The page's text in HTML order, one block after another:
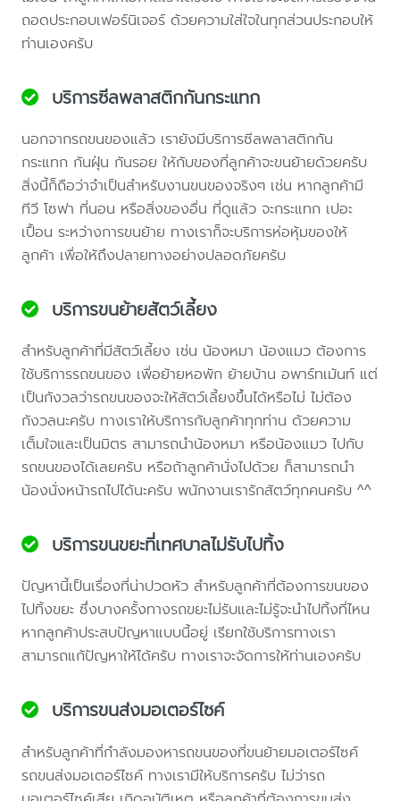
ถอดประกอบเฟอร์นิเจอร์ ด้วยความใส่ใจในทุกส่วนประกอบให้
ท่านเองครับ
บริการซีลพลาสติกกันกระแทก
นอกจากรถขนของแล้ว เรายังมีบริการซีลพลาสติกกัน
กระแทก กันฝุ่น กันรอย ให้กับของที่ลูกค้าจะขนย้ายด้วยครับ
สิ่งนี้ก็ถือว่าจำเป็นสำหรับงานขนของจริงๆ เช่น หากลูกค้ามี
ทีวี โซฟา ที่นอน หรือสิ่งของอื่น ที่ดูแล้ว จะกระแทก เปอะ
เปื้อน ระหว่างการขนย้าย ทางเราก็จะบริการห่อหุ้มของให้
ลูกค้า เพื่อให้ถึงปลายทางอย่างปลอดภัยครับ
บริการขนย้ายสัตว์เลี้ยง
สำหรับลูกค้าที่มีสัตว์เลี้ยง เช่น น้องหมา น้องแมว ต้องการ
ใช้บริการรถขนของ เพื่อย้ายหอพัก ย้ายบ้าน อพาร์ทเม้นท์ แต่
เป็นกังวลว่ารถขนของจะให้สัตว์เลี้ยงขึ้นได้หรือไม่ ไม่ต้อง
กังวลนะครับ ทางเราให้บริการกับลูกค้าทุกท่าน ด้วยความ
เต็มใจและเป็นมิตร สามารถนำน้องหมา หรือน้องแมว ไปกับ
รถขนของได้เลยครับ หรือถ้าลูกค้านั่งไปด้วย ก็สามารถนำ
น้องนั่งหน้ารถไปได้นะครับ พนักงานเรารักสัตว์ทุกคนครับ ^^
บริการขนขยะที่เทศบาลไม่รับไปทิ้ง
ปัญหานี้เป็นเรื่องที่น่าปวดหัว สำหรับลูกค้าที่ต้องการขนของ
ไปทิ้งขยะ ซึ่งบางครั้งทางรถขยะไม่รับและไม่รู้จะนำไปทิ้งที่ไหน
หากลูกค้าประสบปัญหาแบบนี้อยู่ เรียกใช้บริการทางเรา
สามารถแก้ปัญหาให้ได้ครับ ทางเราจะจัดการให้ท่านเองครับ
บริการขนส่งมอเตอร์ไซค์
สำหรับลูกค้าที่กำลังมองหารถขนของที่ขนย้ายมอเตอร์ไซค์
รถขนส่งมอเตอร์ไซค์ ทางเรามีให้บริการครับ ไม่ว่ารถ